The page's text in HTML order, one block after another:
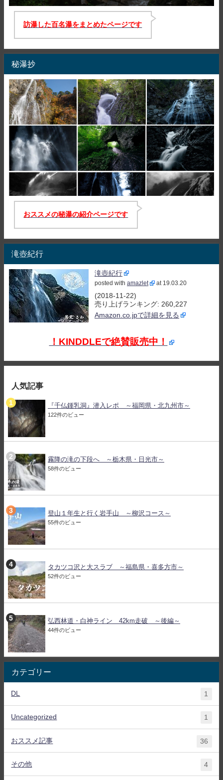
訪瀑した百名瀑をまとめたページです
秘瀑抄
おススメの秘瀑の紹介ページです
滝壺紀行
滝壺紀行
posted with amazlet at 19.03.20
(2018-11-22)
売り上げランキング: 260,227
Amazon.co.jpで詳細を見る
！KINDDLEで絶賛販売中！
人気記事
『千仏鍾乳洞』潜入レポ ～福岡県・北九州市～
122件のビュー
霧降の滝の下段へ ～栃木県・日光市～
58件のビュー
登山１年生と行く岩手山 ～柳沢コース～
55件のビュー
タカツコ沢と大スラブ ～福島県・喜多方市～
52件のビュー
弘西林道・白神ライン 42km走破 ～後編～
44件のビュー
カテゴリー
DL 1
Uncategorized 1
おススメ記事 36
その他 4